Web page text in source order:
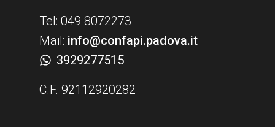
Tel: 049 8072273
Mail: info@confapi.padova.it
3929277515
C.F. 92112920282